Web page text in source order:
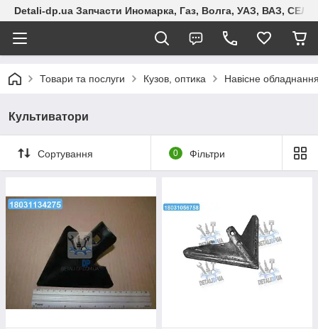
Detali-dp.ua Запчасти Иномарка, Газ, Волга, УАЗ, ВАЗ,
Товари та послуги Кузов, оптика Навісне
Культиватори
Сортування 0 Фільтри